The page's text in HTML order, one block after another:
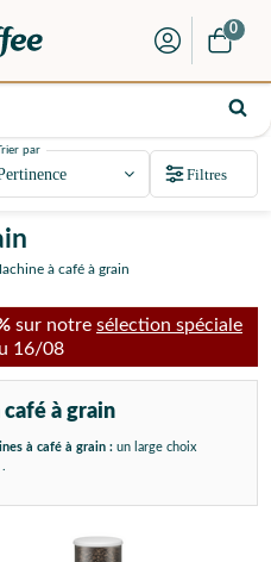
0
à café à grain
sur notre sélection spéciale
16/08
à grain
à café à grain : un large choix
par
Filtres